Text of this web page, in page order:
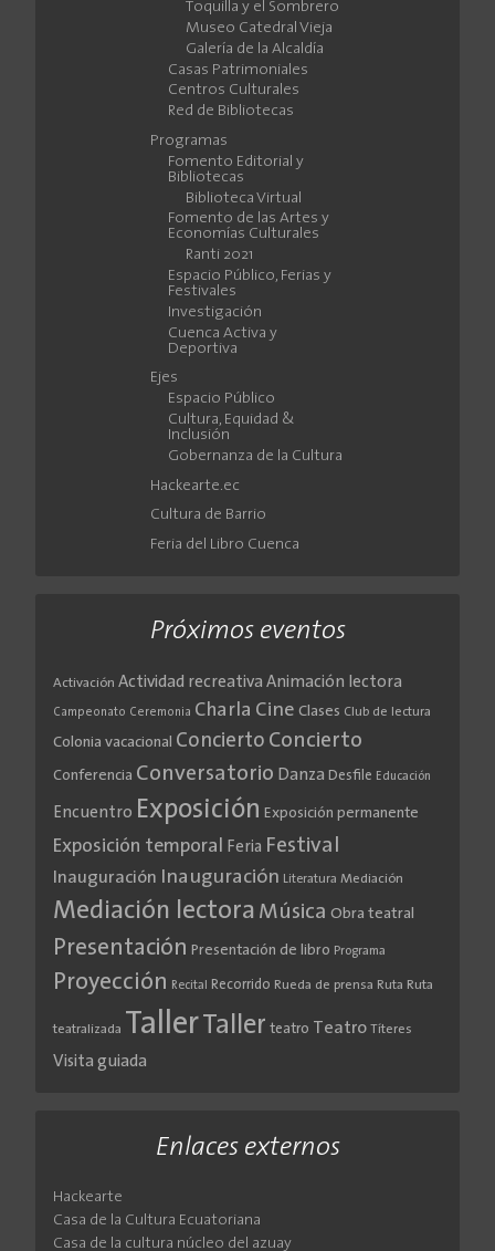
Toquilla y el Sombrero
Museo Catedral Vieja
Galería de la Alcaldía
Casas Patrimoniales
Centros Culturales
Red de Bibliotecas
Programas
Fomento Editorial y
Bibliotecas
Biblioteca Virtual
Fomento de las Artes y
Economías Culturales
Ranti 2021
Espacio Público, Ferias y
Festivales
Investigación
Cuenca Activa y
Deportiva
Ejes
Espacio Público
Cultura, Equidad &
Inclusión
Gobernanza de la Cultura
Hackearte.ec
Cultura de Barrio
Feria del Libro Cuenca
Próximos eventos
Activación Actividad recreativa Animación lectora
Campeonato Ceremonia Charla Cine Clases Club de lectura
Colonia vacacional Concierto Concierto
Conferencia Conversatorio Danza Desfile Educación
Encuentro Exposición Exposición permanente
Exposición temporal Feria Festival
Inauguración Inauguración Literatura Mediación
Mediación lectora Música Obra teatral
Presentación Presentación de libro Programa
Proyección Recital Recorrido Rueda de prensa Ruta Ruta
teatralizada TallerTaller teatro Teatro Títeres
Visita guiada
Enlaces externos
Hackearte
Casa de la Cultura Ecuatoriana
Casa de la cultura núcleo del azuay